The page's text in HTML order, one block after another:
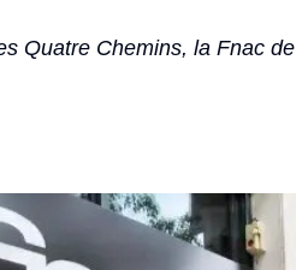
Quatre Chemins, la Fnac